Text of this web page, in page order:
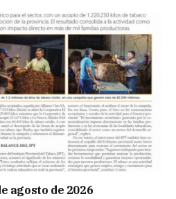
agosto de 2026